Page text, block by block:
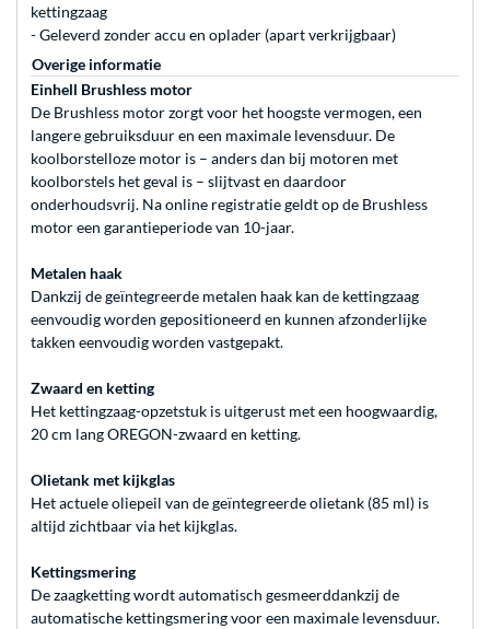
kettingzaag
- Geleverd zonder accu en oplader (apart verkrijgbaar)
Overige informatie
Einhell Brushless motor
De Brushless motor zorgt voor het hoogste vermogen, een
langere gebruiksduur en een maximale levensduur. De
koolborstelloze motor is – anders dan bij motoren met
koolborstels het geval is – slijtvast en daardoor
onderhoudsvrij. Na online registratie geldt op de Brushless
motor een garantieperiode van 10-jaar.
Metalen haak
Dankzij de geïntegreerde metalen haak kan de kettingzaag
eenvoudig worden gepositioneerd en kunnen afzonderlijke
takken eenvoudig worden vastgepakt.
Zwaard en ketting
Het kettingzaag-opzetstuk is uitgerust met een hoogwaardig,
20 cm lang OREGON-zwaard en ketting.
Olietank met kijkglas
Het actuele oliepeil van de geïntegreerde olietank (85 ml) is
altijd zichtbaar via het kijkglas.
Kettingsmering
De zaagketting wordt automatisch gesmeerddankzij de
automatische kettingsmering voor een maximale levensduur.